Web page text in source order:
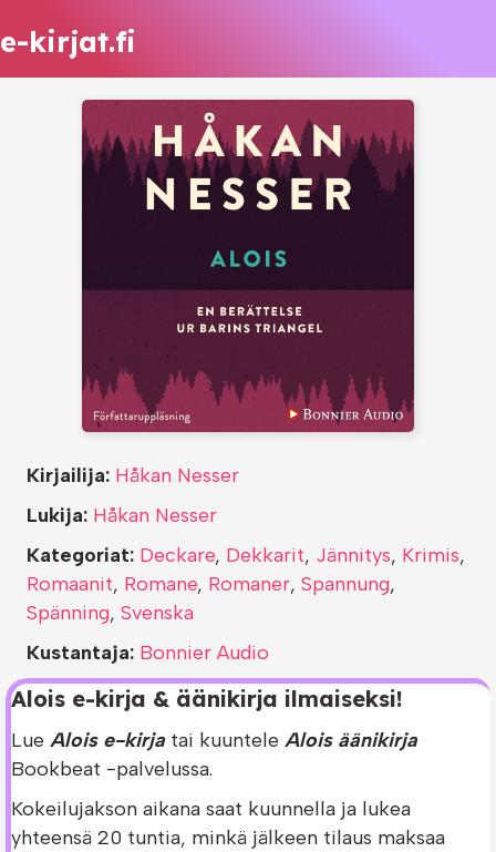
e-kirjat.fi
Alois e-kirja & äänikirja ilmaiseksi!
Lue Alois e-kirja tai kuuntele Alois äänikirja
Bookbeat -palvelussa.
Kokeilujakson aikana saat kuunnella ja lukea
yhteensä 20 tuntia, minkä jälkeen tilaus maksaa
Kirjailija: Håkan Nesser
Lukija: Håkan Nesser
Kategoriat: Deckare, Dekkarit, Jännitys, Krimis,
Romaanit, Romane, Romaner, Spannung,
Spänning, Svenska
Kustantaja: Bonnier Audio